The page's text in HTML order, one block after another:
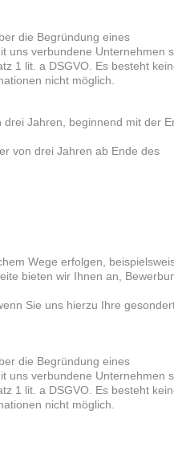
die Begründung eines
uns verbundene Unternehmen
1 lit. a DSGVO. Es besteht
nicht möglich.
Jahren, beginnend mit der
von drei Jahren ab Ende des
Wege erfolgen,
bieten wir Ihnen an,
Sie uns hierzu Ihre
die Begründung eines
uns verbundene Unternehmen
1 lit. a DSGVO. Es besteht
nicht möglich.